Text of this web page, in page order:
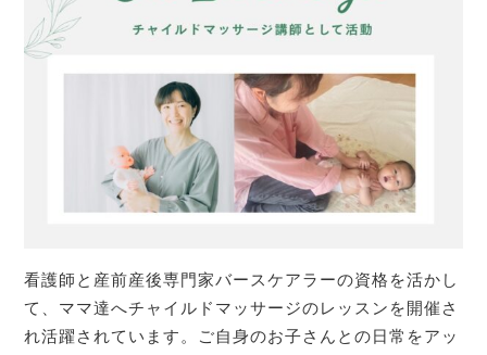
看護師と産前産後専門家バースケアラーの資格を活かし
て、ママ達へチャイルドマッサージのレッスンを開催さ
れ活躍されています。ご自身のお子さんとの日常をアッ